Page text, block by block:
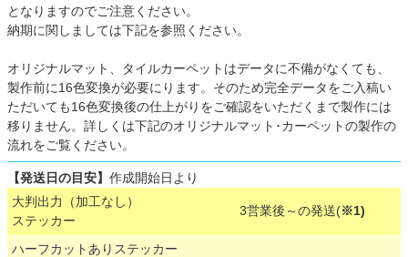
となりますのでご注意ください。
納期に関しましては下記を参照ください。
オリジナルマット、タイルカーペットはデータに不備がなくても、
製作前に16色変換が必要にります。そのため完全データをご入稿い
ただいても16色変換後の仕上がりをご確認をいただくまで製作には
移りません。詳しくは下記のオリジナルマット･カーペットの製作の
流れをご覧ください。
【発送日の目安】 作成開始日より
大判出力（加工なし）
ステッカー
3営業後～の発送(※1)
ハーフカットありステッカー